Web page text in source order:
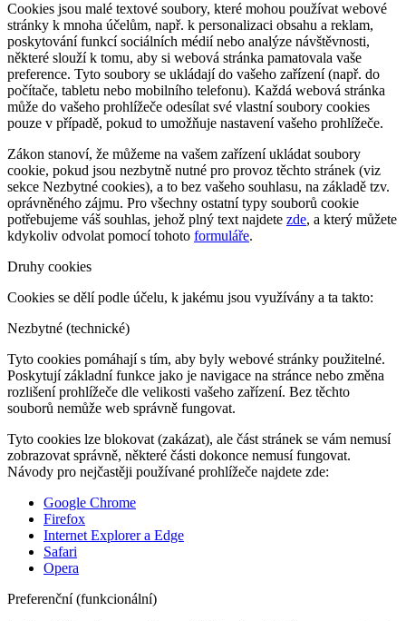
Cookies jsou malé textové soubory, které mohou používat webové
stránky k mnoha účelům, např. k personalizaci obsahu a reklam,
poskytování funkcí sociálních médií nebo analýze návštěvnosti,
některé slouží k tomu, aby si webová stránka pamatovala vaše
preference. Tyto soubory se ukládají do vašeho zařízení (např. do
počítače, tabletu nebo mobilního telefonu). Každá webová stránka
může do vašeho prohlížeče odesílat své vlastní soubory cookies
pouze v případě, pokud to umožňuje nastavení vašeho prohlížeče.
Zákon stanoví, že můžeme na vašem zařízení ukládat soubory
cookie, pokud jsou nezbytně nutné pro provoz těchto stránek (viz
sekce Nezbytné cookies), a to bez vašeho souhlasu, na základě tzv.
oprávněného zájmu. Pro všechny ostatní typy souborů cookie
potřebujeme váš souhlas, jehož plný text najdete zde, a který můžete
kdykoliv odvolat pomocí tohoto formuláře.
Druhy cookies
Cookies se dělí podle účelu, k jakému jsou využívány a ta takto:
Nezbytné (technické)
Tyto cookies pomáhají s tím, aby byly webové stránky použitelné.
Poskytují základní funkce jako je navigace na stránce nebo změna
rozlišení prohlížeče dle velikosti vašeho zařízení. Bez těchto
souborů nemůže web správně fungovat.
Tyto cookies lze blokovat (zakázat), ale část stránek se vám nemusí
zobrazovat správně, některé části dokonce nemusí fungovat.
Návody pro nejčastěji používané prohlížeče najdete zde:
Google Chrome
Firefox
Internet Explorer a Edge
Safari
Opera
Preferenční (funkcionální)